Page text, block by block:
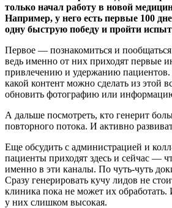
только начал работу в новой
Например, у него есть первые 100
одну быструю победу и пройти
Первое — познакомиться и
ведь именно от них приходят первые
привлечению и удержанию пациентов.
какой контент можно сделать из этой
обновить фотографию или
А дальше посмотреть, кто генерит
повторного потока. И активно
Еще обсудить с администрацией и
пациенты приходят здесь и сейчас —
именно в эти каналы. По чуть-чуть
Сразу генерировать кучу лидов не
клиника пока не может их обработать.
у них слишком высокая.